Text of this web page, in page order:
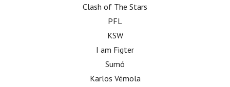
Clash of The Stars
PFL
KSW
I am Figter
Sumó
Karlos Vémola